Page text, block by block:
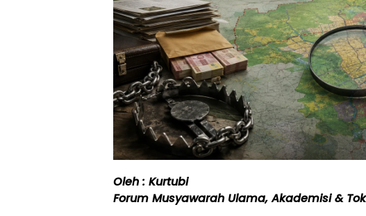
Oleh : Kurtubi
Forum Musyawarah Ulama, Akademisi &